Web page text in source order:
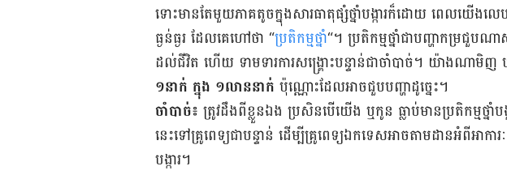
ទោះ​មាន​តែ​មួយ​ភាគ​តូច​​ក្នុង​សារធាតុ​ផ្សំ​ថ្នាំ​បង្ការ​ក៏​ដោយ ពេល​យើង​លេ
ធ្ងន់ធ្ងរ ដែល​គេ​ហៅថា “ប្រតិកម្ម​ថ្នាំ“។ ប្រតិកម្ម​ថ្នាំជា​បញ្ហា​កម្រ​ជួ
ដល់​ជីវិត​ ហើយ​ ទាមទារ​ការ​សង្គ្រោះ​បន្ទាន់​ជា​ចាំបាច់។ យ៉ាងណាមិញ​ បន្
១នាក់​ ក្នុង​ ១លាននាក់​ ប៉ុណ្ណោះ​ដែល​អាច​ជួប​បញ្ហា​ដូច្នេះ។
ចាំបាច់៖ ត្រូវ​ដឹង​ពី​ខ្លួន​ឯង ប្រសិន​បើយើង ឬ​កូន ធ្លាប់​មាន​ប្រតិកម្ម​​ថ្នាំ​
នេះ​ទៅ​គ្រូពេទ្យ​ជា​បន្ទាន់ ដើម្បី​​​គ្រូពេទ្យ​ឯកទេស​អាច​តាមដាន​អំពី​អាកា
បង្ការ។